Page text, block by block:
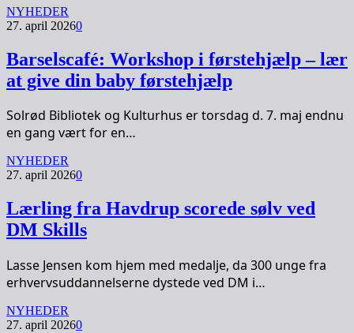
NYHEDER
27. april 20260
Barselscafé: Workshop i førstehjælp – lær
at give din baby førstehjælp
Solrød Bibliotek og Kulturhus er torsdag d. 7. maj endnu
en gang vært for en…
NYHEDER
27. april 20260
Lærling fra Havdrup scorede sølv ved
DM Skills
Lasse Jensen kom hjem med medalje, da 300 unge fra
erhvervsuddannelserne dystede ved DM i…
NYHEDER
27. april 20260